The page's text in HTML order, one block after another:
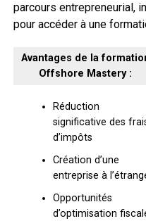
parcours entrepreneurial,
pour accéder à une
Avantages de la
Offshore Mastery :
Réduction
significative des
d’impôts
Création d’une
entreprise à
Opportunités
d’optimisation